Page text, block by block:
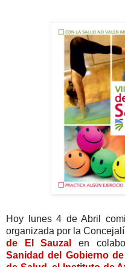
Hoy lunes 4 de Abril
organizada por la
de El Sauzal
en
Sanidad del Gobierno